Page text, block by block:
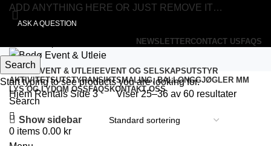
ADD ANYTHING HERE OR JUST REMOVE IT…
ASK A QUESTION
NEWSLETTERCONTACT USFAQS
BODØ EVENT & UTLEIE EVENT OG SELSKAPSUTSTYR
AKTIVITETSUTSTYRANSIKTSMALING, BALLONGGJØGLER MM
LYS OG LYDOM OSS FAQS KONTAKT OSS
Search
0 items 0.00 kr
HjemRentals Side 3 Viser 25–36 av 60 resultater
Show sidebar
Search
Start typing to see products you are looking for.